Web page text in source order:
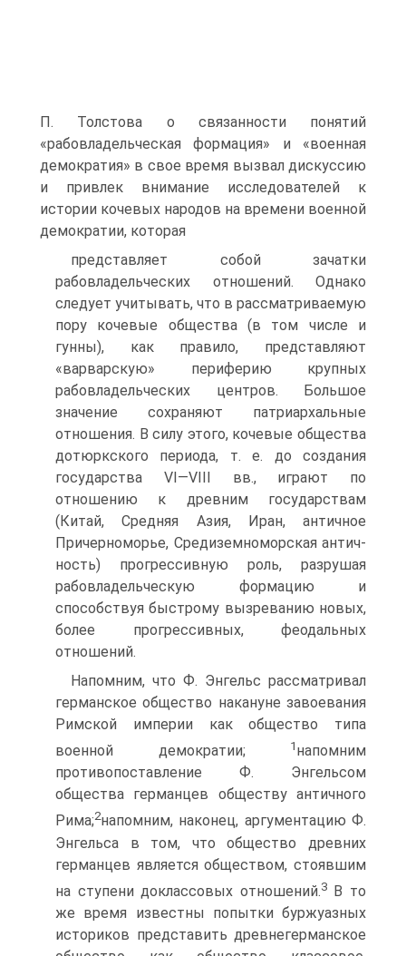
П. Толстова о связанности понятий
«рабовладель­ческая формация» и «военная
демократия» в свое время вы­звал дискуссию
и привлек внимание исследователей к
истории кочевых народов на времени военной
демократии, которая
представляет собой зачатки
рабовладельческих отношений. Однако
следует учитывать, что в рассматриваемую
пору ко­чевые общества (в том числе и
гунны), как правило, пред­ставляют
«варварскую» периферию крупных
рабовладельче­ских центров. Большое
значение сохраняют патриархальные
отношения. В силу этого, кочевые общества
дотюркского пе­риода, т. е. до создания
государства VI—VIII вв., играют по
отношению к древним государствам
(Китай, Средняя Азия, Иран, античное
Причерноморье, Средиземноморская антич­
ность) прогрессивную роль, разрушая
рабовладельческую формацию и
способствуя быстрому вызреванию новых,
более прогрессивных, феодальных
отношений.
Напомним, что Ф. Энгельс рассматривал
германское об­щество накануне завоевания
Римской империи как общество типа
военной демократии;
1 напомним
противопоставление Ф. Энгельсом
общества германцев обществу античного
Рима;2напомним, наконец, аргументацию Ф.
Энгельса в том, что общество древних
германцев является обществом, стояв­шим
на ступени доклассовых отношений.3В то
же время известны попытки буржуазных
историков представить древнегерманское